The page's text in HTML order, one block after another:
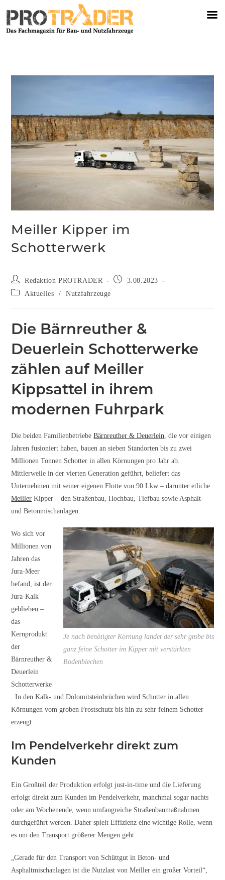
Meiller Kipper im
Schotterwerk
Redaktion PROTRADER
3.08.2023
Aktuelles
/ Nutzfahrzeuge
Die Bärnreuther &
Deuerlein Schotterwerke
zählen auf Meiller
Kippsattel in ihrem
modernen Fuhrpark
Die beiden FamilienbetriebeBärnreuther & Deuerlein , die vor einigen
Jahren fusioniert haben, bauen an sieben Standorten bis zu zwei
Millionen Tonnen Schotter in allen Körnungen pro Jahr ab.
Mittlerweile in der vierten Generation geführt, beliefert das
Unternehmen mit seiner eigenen Flotte von 90 Lkw – darunter etliche
Meiller Kipper – den Straßenbau, Hochbau, Tiefbau sowie Asphalt-
und Betonmischanlagen.
Je nach benötigter Körnung landet der sehr grobe bis
ganz feine Schotter im Kipper mit verstärkten
Bodenblechen
Wo sich vor
Millionen von
Jahren das
Jura-Meer
befand, ist der
Jura-Kalk
geblieben –
das
Kernprodukt
der
Bärnreuther &
Deuerlein
Schotterwerke
. In den Kalk- und Dolomitsteinbrüchen wird Schotter in allen
Körnungen vom groben Frostschutz bis hin zu sehr feinem Schotter
erzeugt.
Im Pendelverkehr direkt zum
Kunden
Ein Großteil der Produktion erfolgt just-in-time und die Lieferung
erfolgt direkt zum Kunden im Pendelverkehr, manchmal sogar nachts
oder am Wochenende, wenn umfangreiche Straßenbaumaßnahmen
durchgeführt werden. Daher spielt Effizienz eine wichtige Rolle, wenn
es um den Transport größerer Mengen geht.
„Gerade für den Transport von Schüttgut in Beton- und
Asphaltmischanlagen ist die Nutzlast von Meiller ein großer Vorteil“,